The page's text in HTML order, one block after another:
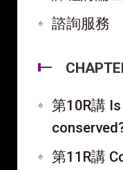
諮詢服務
第10R講
第11R講